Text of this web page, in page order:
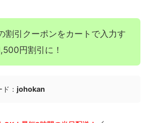
割引クーポンをカートで入力す
円割引に！
ド：johokan